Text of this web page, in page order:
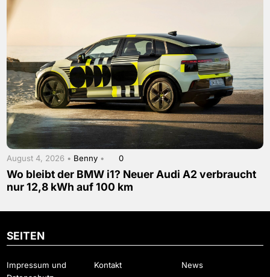
August 4, 2026 • Benny • 0
Wo bleibt der BMW i1? Neuer Audi A2 verbraucht
nur 12,8 kWh auf 100 km
SEITEN
Impressum und
Kontakt News